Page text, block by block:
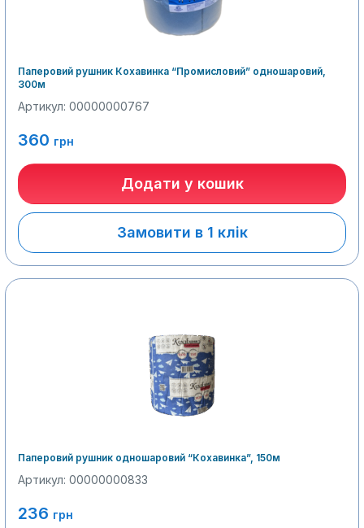
Паперовий рушник Кохавинка “Промисловий” одношаровий,
300м
Артикул: 00000000767
360 грн
Додати у кошик
Замовити в 1 клік
Паперовий рушник одношаровий “Кохавинка”, 150м
Артикул: 00000000833
236 грн